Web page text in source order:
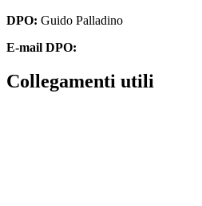
DPO: Guido Palladino
E-mail DPO:
Collegamenti utili